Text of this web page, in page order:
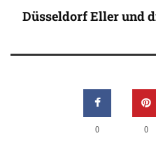
Düsseldorf Eller und
0 0